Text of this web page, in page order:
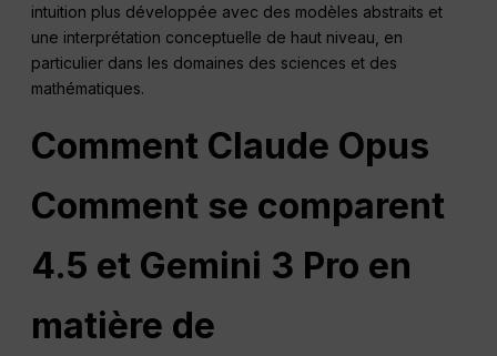
intuition plus développée avec des modèles abstraits et
une interprétation conceptuelle de haut niveau, en
particulier dans les domaines des sciences et des
mathématiques.
Comment Claude Opus
Comment se comparent
4.5 et Gemini 3 Pro en
matière de